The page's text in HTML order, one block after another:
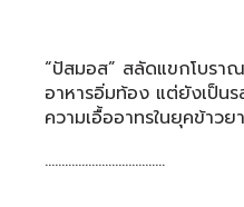
“ปัสมอส” สลัดแขกโบรา
อาหารอิ่มท้อง แต่ยังเป็น
ความเอื้ออาทรในยุคข้าว
………………………………